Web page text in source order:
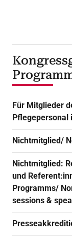
Für Mitglieder
Pflegepersonal
Nichtmitglied/
Nichtmitglied:
und
Programms/ Non-
sessions &